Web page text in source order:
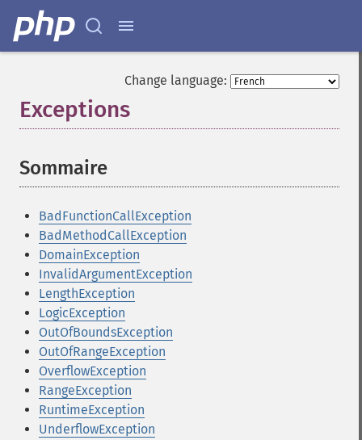
Change language:
Exceptions
Sommaire
BadFunctionCallException
BadMethodCallException
DomainException
InvalidArgumentException
LengthException
LogicException
OutOfBoundsException
OutOfRangeException
OverflowException
RangeException
RuntimeException
UnderflowException